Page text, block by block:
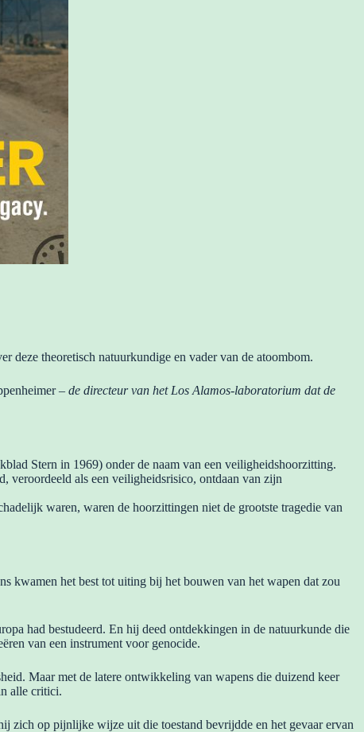
deze theoretisch natuurkundige en vader van de atoombom.
– de directeur van het Los Alamos-laboratorium dat de
Stern in 1969) onder de naam van een veiligheidshoorzitting.
veroordeeld als een veiligheidsrisico, ontdaan van zijn
waren, waren de hoorzittingen niet de grootste tragedie van
kwamen het best tot uiting bij het bouwen van het wapen dat zou
had bestudeerd. En hij deed ontdekkingen in de natuurkunde die
van een instrument voor genocide.
Maar met de latere ontwikkeling van wapens die duizend keer
alle critici.
zich op pijnlijke wijze uit die toestand bevrijdde en het gevaar ervan